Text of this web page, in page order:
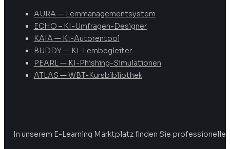
AURA — Lernmanagementsystem
ECHO – KI-Umfragen-Designer
KAIA — KI-Autorentool
BUDDY — KI-Lernbegleiter
PEARL — KI-Phishing-Simulationen
ATLAS — WBT-Kursbibliothek
In unserem E-Learning Marktplatz finden Sie professionelle